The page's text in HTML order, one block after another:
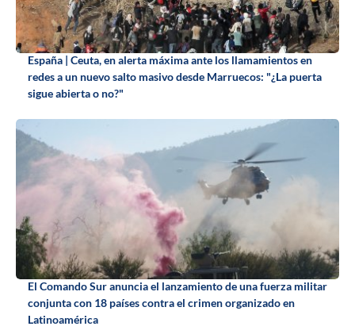
España | Ceuta, en alerta máxima ante los llamamientos en
redes a un nuevo salto masivo desde Marruecos: "¿La puerta
sigue abierta o no?"
El Comando Sur anuncia el lanzamiento de una fuerza militar
conjunta con 18 países contra el crimen organizado en
Latinoamérica